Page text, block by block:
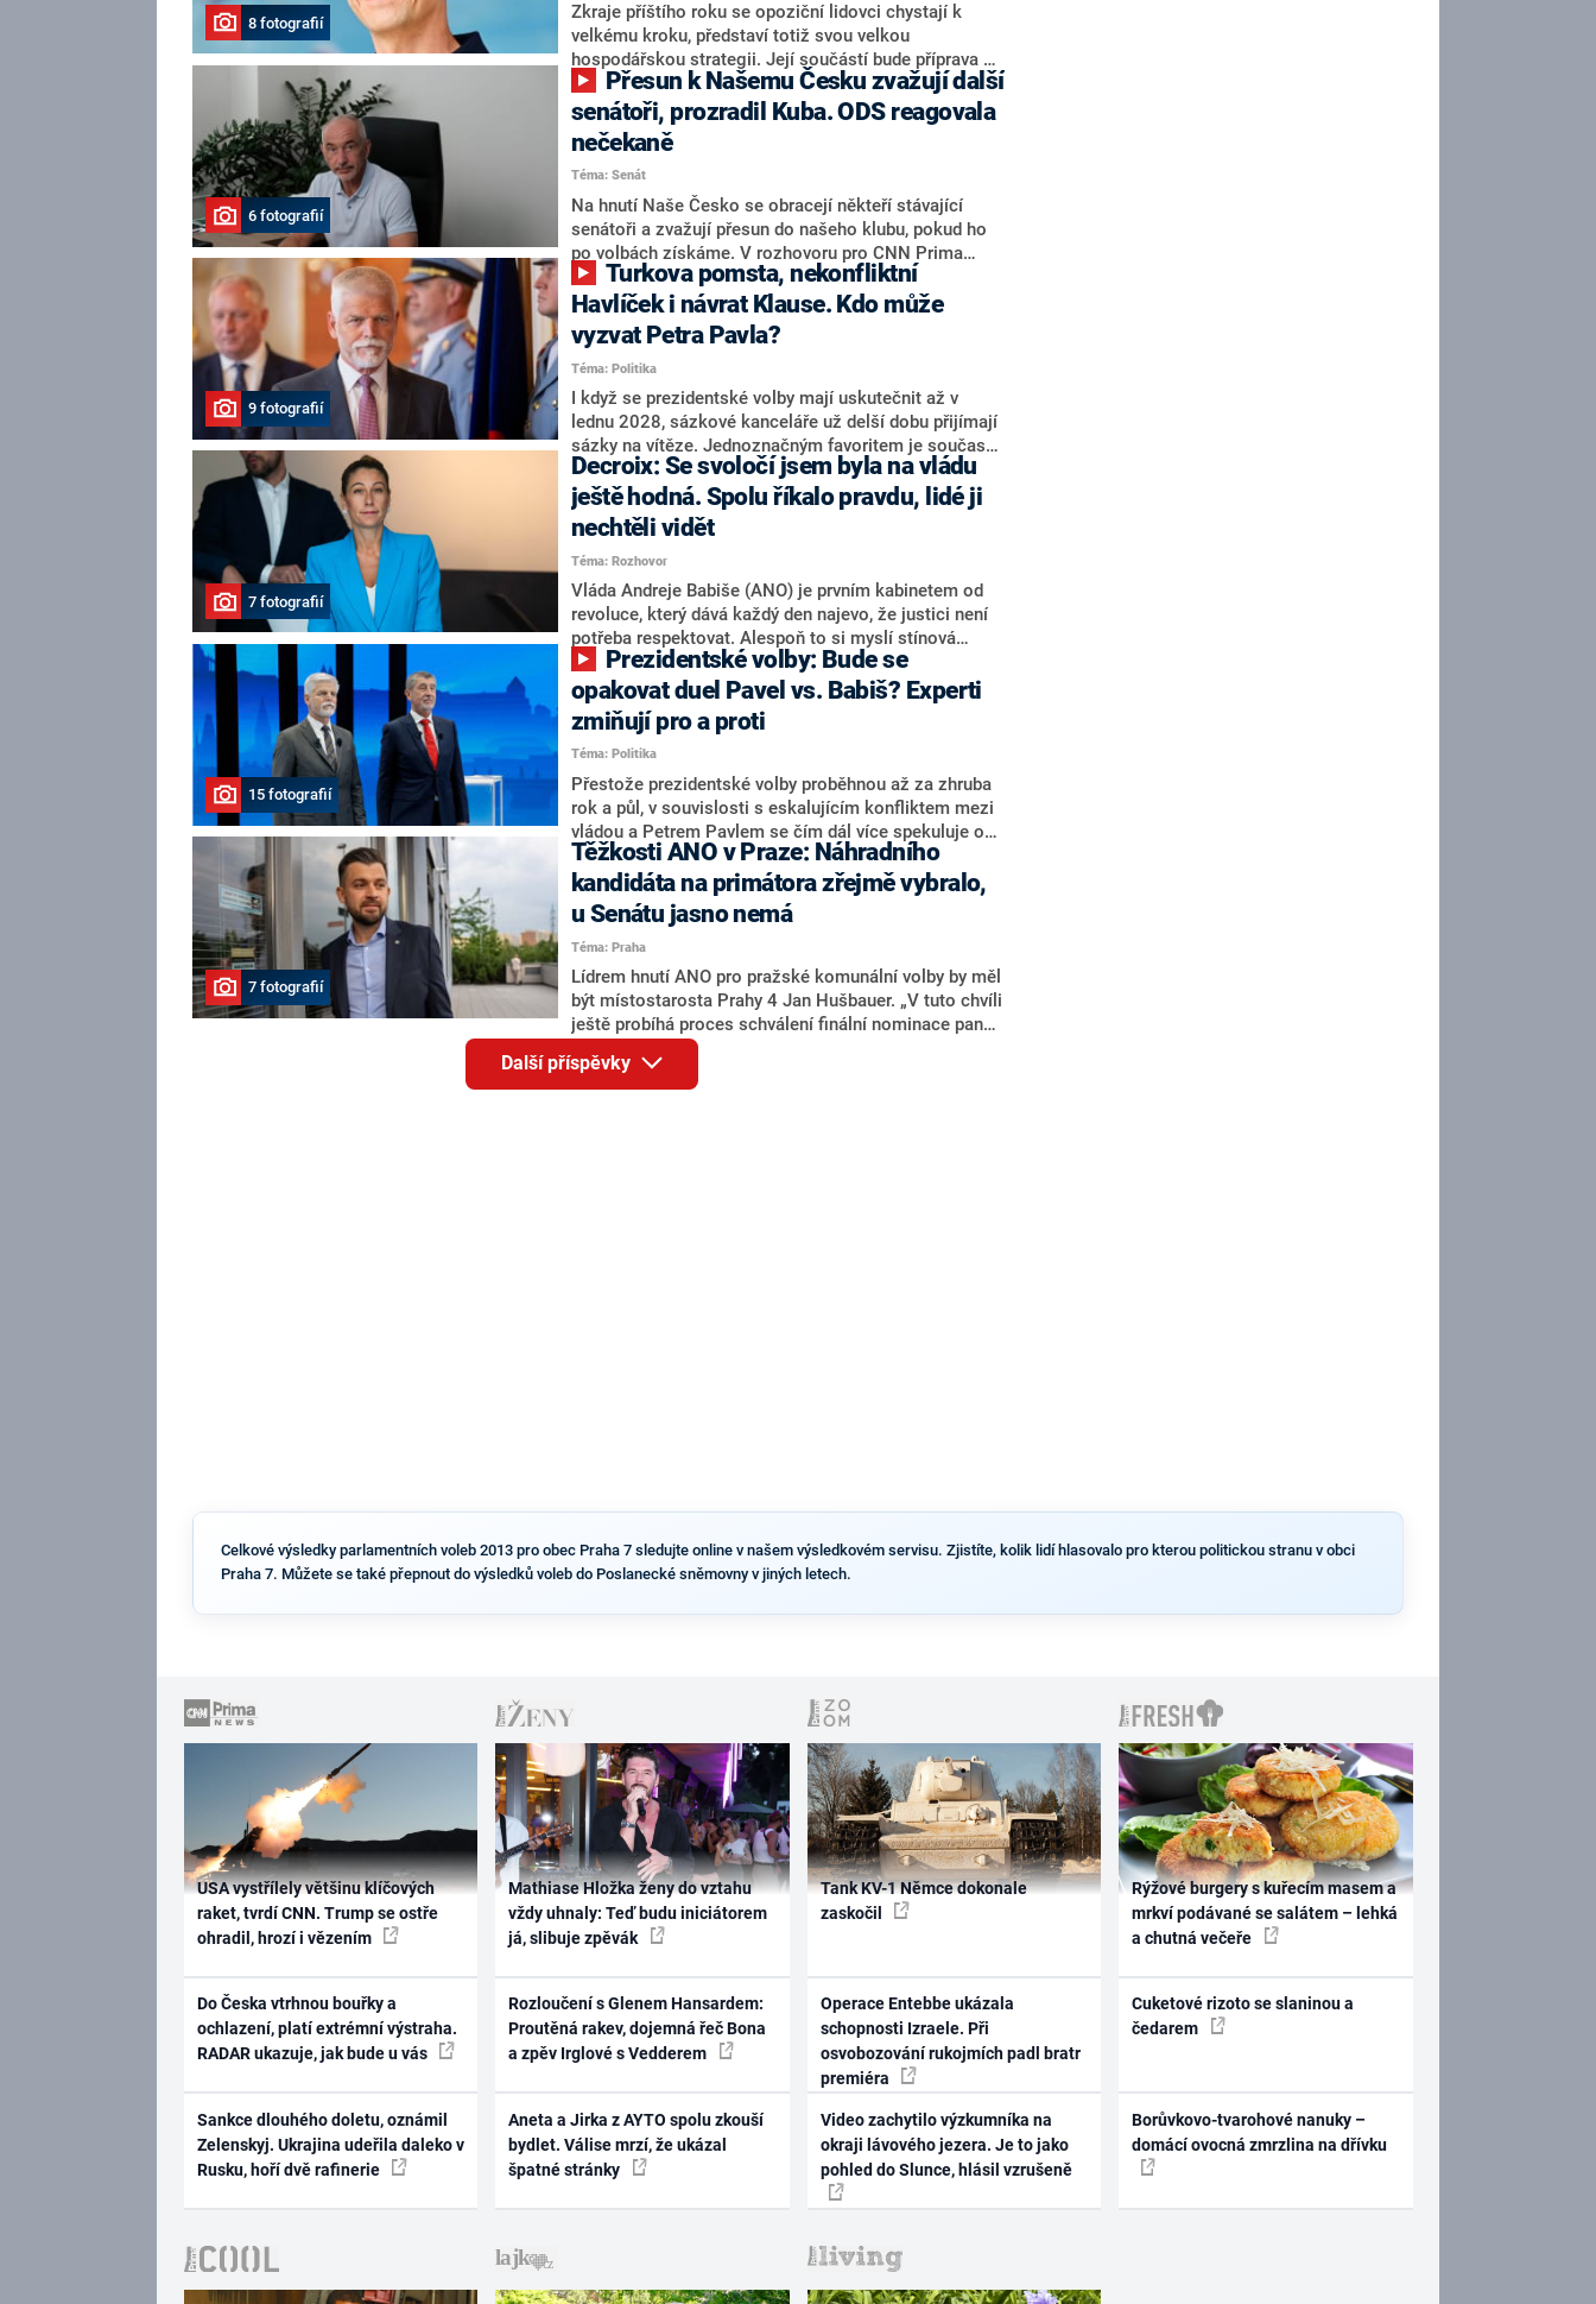
8 fotografií
Zkraje příštího roku se opoziční lidovci chystají k
velkému kroku, představí totiž svou velkou
hospodářskou strategii. Její součástí bude příprava na
stárnutí populace, řekl ve středu na setkání s novináři
nový předseda lidovců Jan Grolich. Ten zároveň v
senátních volbách kandiduje ve Vyškově. Popsal i
aktivitu opozice, o níž vládní strany nebo političtí
komentátoři mluví jako o slabé a v defenzivě. „Je to
úmorná práce upozorňovat na chyby vlády. Ministři s
námi navíc nechodí do debat. Chceme ale ukazovat
svoje témata,“ odpověděl Grolich na dotaz CNN Prima
NEWS.
6 fotografií
senátoři, prozradil Kuba. ODS reagovala
nečekaně
Téma: Senát
Na hnutí Naše Česko se obracejí někteří stávající
senátoři a zvažují přesun do našeho klubu, pokud ho
po volbách získáme. V rozhovoru pro CNN Prima
NEWS to řekl zakladatel hnutí a jihočeský hejtman
Martin Kuba. Konkrétní nebyl, ale získat by takto mohl
například senátora Zdeňka Hrabu, který je dnes
součástí klubu ODS a TOP 09. Hraba to na dotaz
redakce nevyloučil. Předseda klubu senátorů ODS
Zdeněk Nytra redakci řekl, že počítá s odchodem
některých senátorů z klubu a že Naše Česko není
nepřítel, ale soupeř.
9 fotografií
Havlíček i návrat Klause. Kdo může
vyzvat Petra Pavla?
Téma: Politika
I když se prezidentské volby mají uskutečnit až v
lednu 2028, sázkové kanceláře už delší dobu přijímají
sázky na vítěze. Jednoznačným favoritem je současná
hlava státu Petr Pavel. Daleko za ním pak bookmakeři
zmiňují dva výrazné politiky ANO, tedy premiéra
Andreje Babiše a ministra průmyslu Karla Havlíčka.
Oblíbeným tipem samotných sázkařů je poslanec za
Motoristy Filip Turek. Politolog Jan Kubáček nicméně
o případné kandidatuře kohokoliv ze zmíněné trojice
značně pochybuje. Podle něj současná koalice dosud
nemá osobu, která by Pavlovi mohla konkurovat.
7 fotografií
Decroix: Se svoločí jsem byla na vládu
ještě hodná. Spolu říkalo pravdu, lidé ji
nechtěli vidět
Téma: Rozhovor
Vláda Andreje Babiše (ANO) je prvním kabinetem od
revoluce, který dává každý den najevo, že justici není
potřeba respektovat. Alespoň to si myslí stínová
ministryně spravedlnosti ODS Eva Decroix. V
rozhovoru pro CNN Prima NEWS si nebrala servítky
ohledně politického výkonu svého nástupce Jeronýma
Tejce (za ANO) či vládní zmocněnkyně pro lidská
práva Taťány Malé (ANO). Označením „svoloč“ na
adresu vlády prý byla ještě hodná. Decroix se také
vrátila k volební porážce koalice Spolu či promluvila o
hnutí Naše Česko Martina Kuby.
15 fotografií
opakovat duel Pavel vs. Babiš? Experti
zmiňují pro a proti
Téma: Politika
Přestože prezidentské volby proběhnou až za zhruba
rok a půl, v souvislosti s eskalujícím konfliktem mezi
vládou a Petrem Pavlem se čím dál více spekuluje o
tom, koho by do bitvy o Hrad mohla vyslat současná
koalice. Někteří političtí komentátoři znovu vytahují
jméno premiéra Andreje Babiše (ANO). Jak moc je
pravděpodobné, že se v prezidentských volbách 2028
bude znovu opakovat souboj z roku 2023?
7 fotografií
Těžkosti ANO v Praze: Náhradního
kandidáta na primátora zřejmě vybralo,
u Senátu jasno nemá
Téma: Praha
Lídrem hnutí ANO pro pražské komunální volby by měl
být místostarosta Prahy 4 Jan Hušbauer. „V tuto chvíli
ještě probíhá proces schválení finální nominace pana
Jana Hušbauera Výborem hnutí ANO,“ uvedl pro
redakci místopředseda pražského ANO Martin
Benkovič. O Hušbauerovi se spekulovalo jako o
Další příspěvky
Celkové výsledky parlamentních voleb 2013 pro obec Praha 7 sledujte online v našem výsledkovém servisu. Zjistíte, kolik lidí hlasovalo pro kterou politickou stranu v obci
Praha 7. Můžete se také přepnout do výsledků voleb do Poslanecké sněmovny v jiných letech.
USA vystřílely většinu klíčových
raket, tvrdí CNN. Trump se ostře
ohradil, hrozí i vězením
Do Česka vtrhnou bouřky a
ochlazení, platí extrémní výstraha.
RADAR ukazuje, jak bude u vás
Sankce dlouhého doletu, oznámil
Zelenskyj. Ukrajina udeřila daleko v
Rusku, hoří dvě rafinerie
Mathiase Hložka ženy do vztahu
vždy uhnaly: Teď budu iniciátorem
já, slibuje zpěvák
Rozloučení s Glenem Hansardem:
Proutěná rakev, dojemná řeč Bona
a zpěv Irglové s Vedderem
Aneta a Jirka z AYTO spolu zkouší
bydlet. Válise mrzí, že ukázal
špatné stránky
Tank KV-1 Němce dokonale
zaskočil
Operace Entebbe ukázala
schopnosti Izraele. Při
osvobozování rukojmích padl bratr
premiéra
Video zachytilo výzkumníka na
okraji lávového jezera. Je to jako
pohled do Slunce, hlásil vzrušeně
Rýžové burgery s kuřecím masem a
mrkví podávané se salátem – lehká
a chutná večeře
Cuketové rizoto se slaninou a
čedarem
Borůvkovo-tvarohové nanuky –
domácí ovocná zmrzlina na dřívku